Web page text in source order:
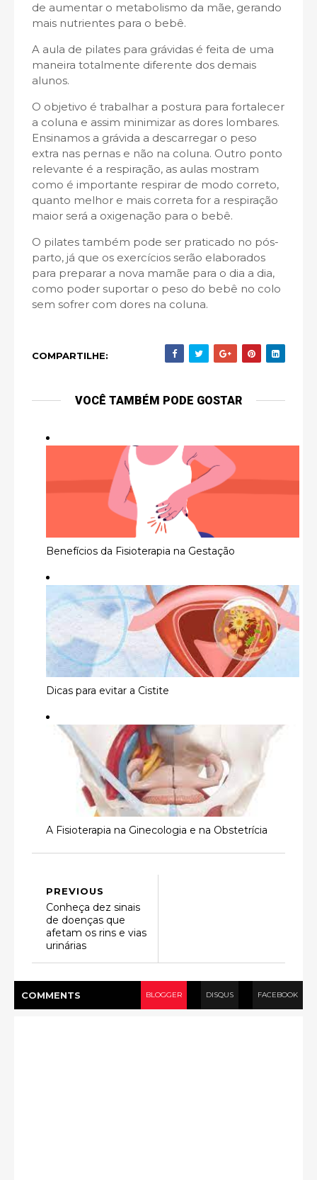
de aumentar o metabolismo da mãe, gerando
mais nutrientes para o bebê.
A aula de pilates para grávidas é feita de uma
maneira totalmente diferente dos demais
alunos.
O objetivo é trabalhar a postura para fortalecer
a coluna e assim minimizar as dores lombares.
Ensinamos a grávida a descarregar o peso
extra nas pernas e não na coluna. Outro ponto
relevante é a respiração, as aulas mostram
como é importante respirar de modo correto,
quanto melhor e mais correta for a respiração
maior será a oxigenação para o bebê.
O pilates também pode ser praticado no pós-
parto, já que os exercícios serão elaborados
para preparar a nova mamãe para o dia a dia,
como poder suportar o peso do bebê no colo
sem sofrer com dores na coluna.
COMPARTILHE:
VOCÊ TAMBÉM PODE GOSTAR
Benefícios da Fisioterapia na Gestação
Dicas para evitar a Cistite
A Fisioterapia na Ginecologia e na Obstetrícia
PREVIOUS
Conheça dez sinais
de doenças que
afetam os rins e vias
urinárias
COMMENTS BLOGGER DISQUS FACEBOOK